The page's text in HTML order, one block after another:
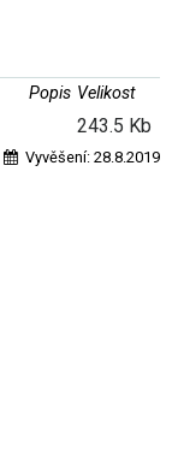
Popis Velikost
243.5 Kb
Vyvěšení: 28.8.2019